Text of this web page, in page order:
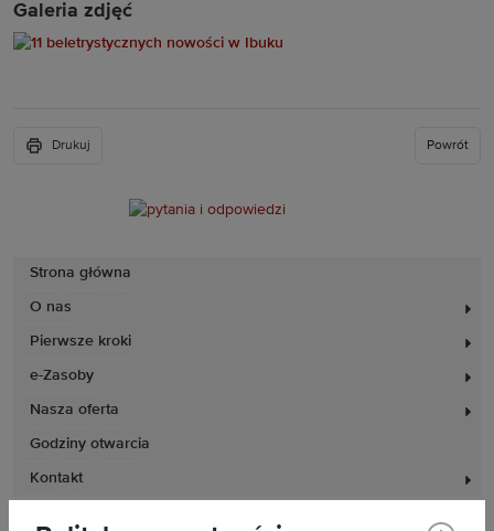
Strona główna
O nas
Pierwsze kroki
e-Zasoby
Nasza oferta
Godziny otwarcia
Kontakt
Galeria zdjęć
Drukuj Powrót